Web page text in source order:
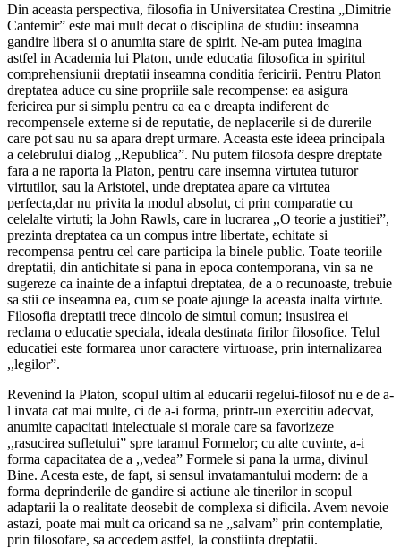
Din aceasta perspectiva, filosofia in Universitatea Crestina „Dimitrie
Cantemir” este mai mult decat o disciplina de studiu: inseamna
gandire libera si o anumita stare de spirit. Ne-am putea imagina
astfel in Academia lui Platon, unde educatia filosofica in spiritul
comprehensiunii dreptatii inseamna conditia fericirii. Pentru Platon
dreptatea aduce cu sine propriile sale recompense: ea asigura
fericirea pur si simplu pentru ca ea e dreapta indiferent de
recompensele externe si de reputatie, de neplacerile si de durerile
care pot sau nu sa apara drept urmare. Aceasta este ideea principala
a celebrului dialog „Republica”. Nu putem filosofa despre dreptate
fara a ne raporta la Platon, pentru care insemna virtutea tuturor
virtutilor, sau la Aristotel, unde dreptatea apare ca virtutea
perfecta,dar nu privita la modul absolut, ci prin comparatie cu
celelalte virtuti; la John Rawls, care in lucrarea ,,O teorie a justitiei”,
prezinta dreptatea ca un compus intre libertate, echitate si
recompensa pentru cel care participa la binele public. Toate teoriile
dreptatii, din antichitate si pana in epoca contemporana, vin sa ne
sugereze ca inainte de a infaptui dreptatea, de a o recunoaste, trebuie
sa stii ce inseamna ea, cum se poate ajunge la aceasta inalta virtute.
Filosofia dreptatii trece dincolo de simtul comun; insusirea ei
reclama o educatie speciala, ideala destinata firilor filosofice. Telul
educatiei este formarea unor caractere virtuoase, prin internalizarea
,,legilor”.
Revenind la Platon, scopul ultim al educarii regelui-filosof nu e de a-
l invata cat mai multe, ci de a-i forma, printr-un exercitiu adecvat,
anumite capacitati intelectuale si morale care sa favorizeze
,,rasucirea sufletului” spre taramul Formelor; cu alte cuvinte, a-i
forma capacitatea de a ,,vedea” Formele si pana la urma, divinul
Bine. Acesta este, de fapt, si sensul invatamantului modern: de a
forma deprinderile de gandire si actiune ale tinerilor in scopul
adaptarii la o realitate deosebit de complexa si dificila. Avem nevoie
astazi, poate mai mult ca oricand sa ne „salvam” prin contemplatie,
prin filosofare, sa accedem astfel, la constiinta dreptatii.